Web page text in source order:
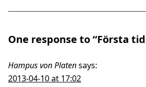
One response to “Första
Hampus von Platensays:
2013-04-10 at 17:02